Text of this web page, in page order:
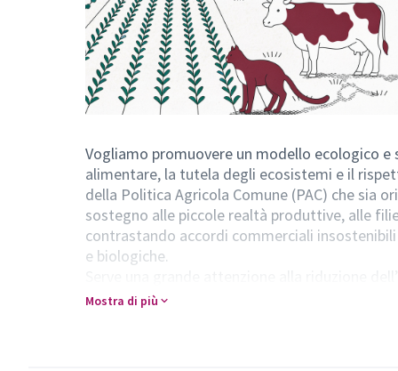
Vogliamo promuovere un modello ecologico
alimentare, la tutela degli ecosistemi e il
della Politica Agricola Comune (PAC) che sia
sostegno alle piccole realtà produttive, alle
contrastando accordi commerciali
e biologiche.
pesticidi e OGM, tutela delle sementi
Mostra di più